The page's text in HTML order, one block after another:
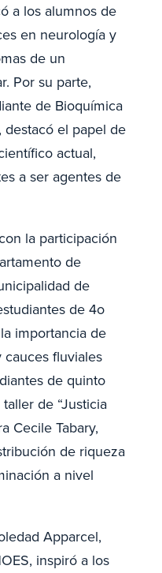
a los alumnos de
en neurología y
de un
Por su parte,
de Bioquímica
el papel de
actual,
a ser agentes de
la participación
de
de
de 4o
importancia de
fluviales
de quinto
de “Justicia
Cecile Tabary,
de riqueza
a nivel
Apparcel,
inspiró a los